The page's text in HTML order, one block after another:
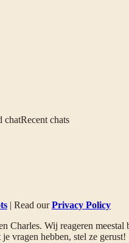
chats
| Read ourPrivacy Policy
Charles. Wij reageren meestal
vragen hebben, stel ze gerust!